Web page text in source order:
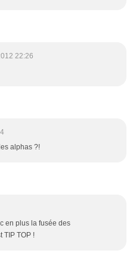
22:26
alphas ?!
en plus la fusée des
TIP TOP !